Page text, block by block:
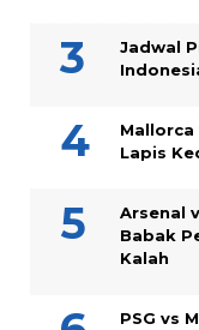
Jadwal
Mallorca
Lapis
Arsenal
Babak
Kalah
PSG vs